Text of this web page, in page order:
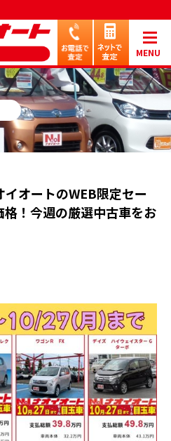
MENU
オートのWEB限定セー
！今週の厳選中古車をお